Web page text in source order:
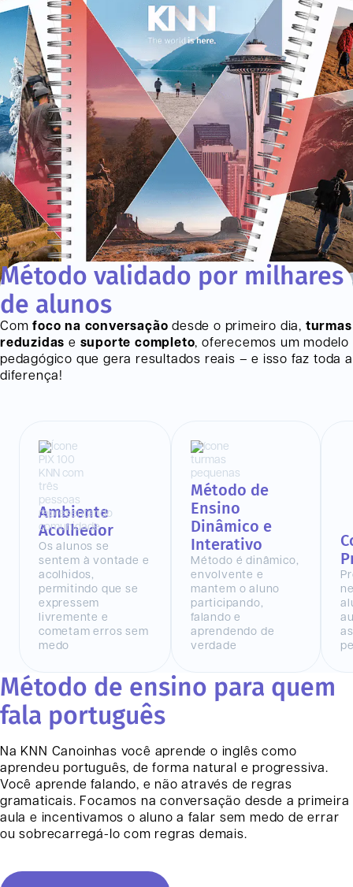
Método validado por milhares
de alunos
Comfoco na conversação desde o primeiro dia, turmas
reduzidas e suporte completo, oferecemos um modelo
pedagógico que gera resultados reais – e isso faz toda a
diferença!
Ambiente
Acolhedor
Os alunos se
sentem à vontade e
acolhidos,
permitindo que se
expressem
livremente e
cometam erros sem
medo
Método de
Ensino
Dinâmico e
Interativo
Método é dinâmico,
envolvente e
mantem o aluno
participando,
falando e
aprendendo de
verdade
Método de ensino para quem
fala português
Na KNN Canoinhas você aprende o inglês como
aprendeu português, de forma natural e progressiva.
Você aprende falando, e não através de regras
gramaticais. Focamos na conversação desde a primeira
aula e incentivamos o aluno a falar sem medo de errar
ou sobrecarregá-lo com regras demais.